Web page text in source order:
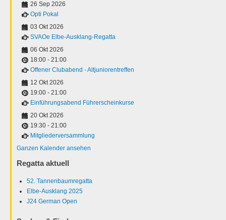
26 Sep 2026
Opti Pokal
03 Okt 2026
SVAOe Elbe-Ausklang-Regatta
06 Okt 2026
18:00 - 21:00
Offener Clubabend - Altjuniorentreffen
12 Okt 2026
19:00 - 21:00
Einführungsabend Führerscheinkurse
20 Okt 2026
19:30 - 21:00
Mitgliederversammlung
Ganzen Kalender ansehen
Regatta aktuell
52. Tannenbaumregatta
Elbe-Ausklang 2025
J24 German Open